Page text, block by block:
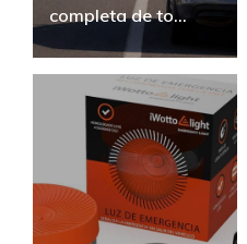
completa de to...